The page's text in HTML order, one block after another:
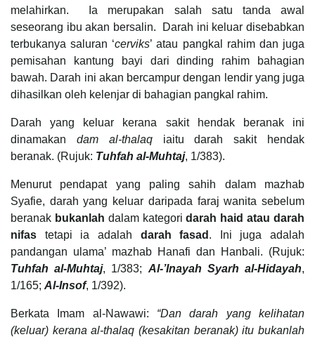
melahirkan. Ia merupakan salah satu tanda awal
seseorang ibu akan bersalin. Darah ini keluar disebabkan
terbukanya saluran ‘cerviks’ atau pangkal rahim dan juga
pemisahan kantung bayi dari dinding rahim bahagian
bawah. Darah ini akan bercampur dengan lendir yang juga
dihasilkan oleh kelenjar di bahagian pangkal rahim.
Darah yang keluar kerana sakit hendak beranak ini
dinamakan dam al-thalaqiaitu darah sakit hendak
beranak. (Rujuk: Tuhfah al-Muhtaj, 1/383).
Menurut pendapat yang paling sahih dalam mazhab
Syafie, darah yang keluar daripada faraj wanita sebelum
beranak bukanlah dalam kategoridarah haid atau darah
nifas tetapi ia adalah darah fasad . Ini juga adalah
pandangan ulama’ mazhab Hanafi dan Hanbali. (Rujuk:
Tuhfah al-Muhtaj, 1/383; Al-’Inayah Syarh al-Hidayah,
1/165; Al-Insof, 1/392).
Berkata Imam al-Nawawi: “Dan darah yang kelihatan
(keluar) kerana al-thalaq (kesakitan beranak) itu bukanlah